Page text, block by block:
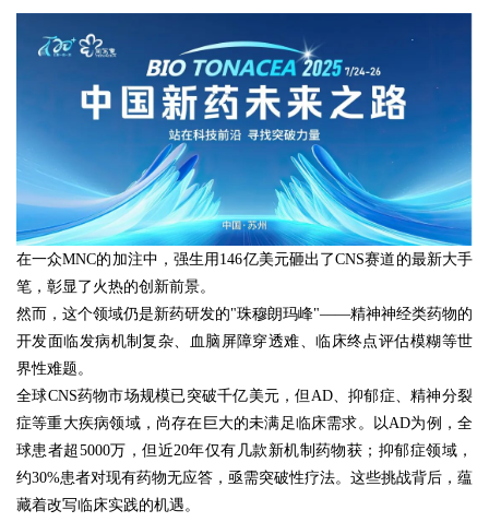
在一众MNC的加注中，强生用146亿美元砸出了CNS赛道的最新大手
笔，彰显了火热的创新前景。
然而，这个领域仍是新药研发的"珠穆朗玛峰"——精神神经类药物的
开发面临发病机制复杂、血脑屏障穿透难、临床终点评估模糊等世
界性难题。
全球CNS药物市场规模已突破千亿美元，但AD、抑郁症、精神分裂
症等重大疾病领域，尚存在巨大的未满足临床需求。以AD为例，全
球患者超5000万，但近20年仅有几款新机制药物获；抑郁症领域，
约30%患者对现有药物无应答，亟需突破性疗法。这些挑战背后，蕴
藏着改写临床实践的机遇。